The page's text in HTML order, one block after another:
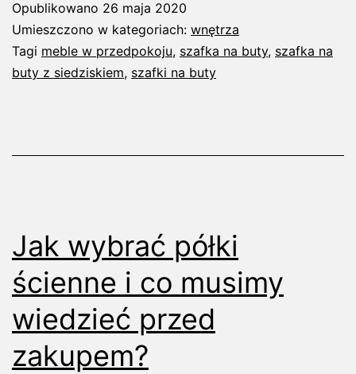
z
siedziskiem
–
do
Opublikowano 26 maja 2020
Umieszczono w kategoriach: wnętrza
Tagi meble w przedpokoju, szafka na buty, szafka na
buty z siedziskiem, szafki na buty
Jak wybrać półki
ścienne i co musimy
wiedzieć przed
zakupem?